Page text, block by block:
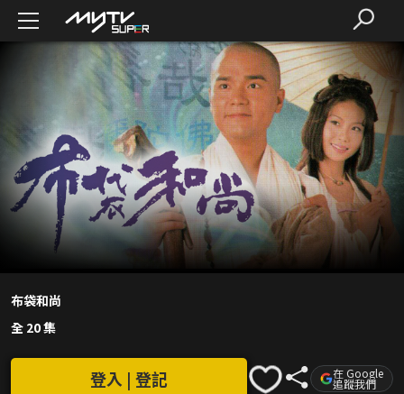
布袋和尚
全 20 集
登入 | 登記 在 Google
追蹤我們